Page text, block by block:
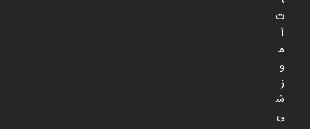
ت
آ
م
و
ز
ش
ی